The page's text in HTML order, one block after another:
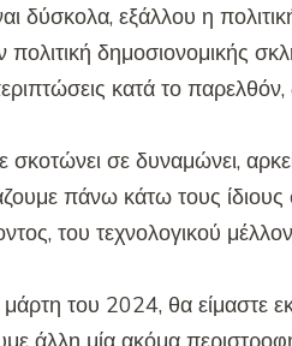
δύσκολα, εξάλλου η
πολιτική δημοσιονομικής
κατά το
σκοτώνει σε δυναμώνει,
πάνω κάτω τους ίδιους
του τεχνολογικού
του 2024, θα είμαστε